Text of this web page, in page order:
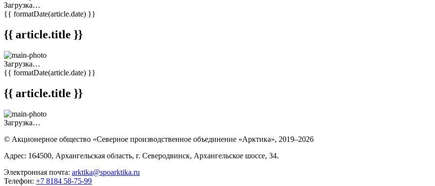
Загрузка…
{{ formatDate(article.date) }}
{{ article.title }}
Загрузка…
{{ formatDate(article.date) }}
{{ article.title }}
Загрузка…
© Акционерное общество «Северное производственное объединение «Арктика», 2019–2026
Адрес: 164500, Архангельская область, г. Северодвинск, Архангельское шоссе, 34.
Электронная почта: arktika@spoarktika.ru
Телефон: +7 8184 58-75-99